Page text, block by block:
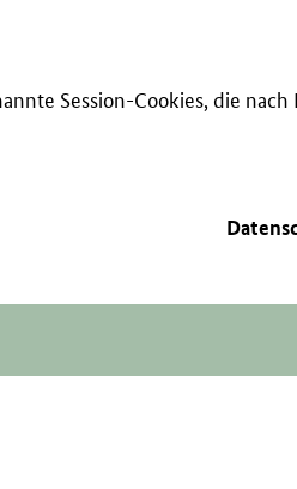
Session-Cookies, die nach